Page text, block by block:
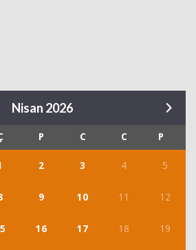
Nisan 2026
P C C P
2 3 4 5
9 10 11 12
16 17 18 19